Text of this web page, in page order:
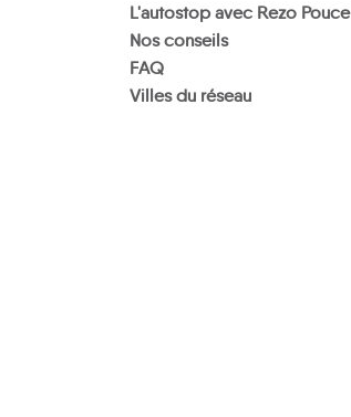
L'autostop avec Rezo Pouce
Nos conseils
FAQ
Villes du réseau